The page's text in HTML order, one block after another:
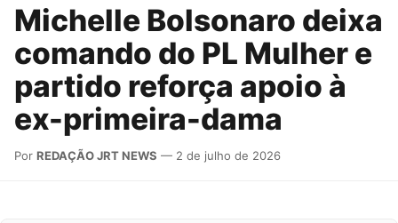
Michelle Bolsonaro deixa
comando do PL Mulher e
partido reforça apoio à
ex-primeira-dama
Por REDAÇÃO JRT NEWS — 2 de julho de 2026